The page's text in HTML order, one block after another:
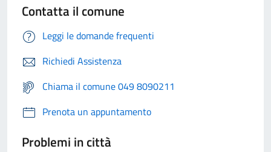
Contatta il comune
Leggi le domande frequenti
Richiedi Assistenza
Chiama il comune 049 8090211
Prenota un appuntamento
Problemi in città